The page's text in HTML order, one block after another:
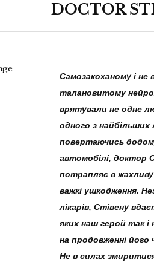
DOCTOR
Самозакоханому і не
талановитому
врятували не одне
одного з найбільших
повертаючись
автомобілі, доктор
потрапляє в
важкі ушкодження.
лікарів, Стівену
яких наш герой так і
на продовженні його
Не в силах